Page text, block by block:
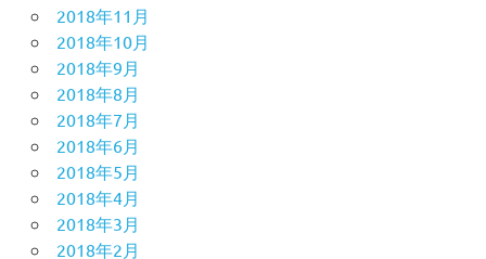
2018年11月
2018年10月
2018年9月
2018年8月
2018年7月
2018年6月
2018年5月
2018年4月
2018年3月
2018年2月